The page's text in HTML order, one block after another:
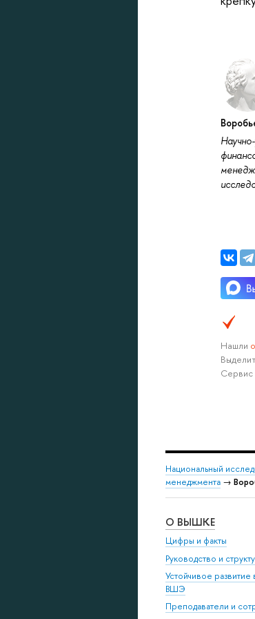
Нашли
Сервис
Национальный
менеджмента →
О ВЫШКЕ
Цифры и факты
Руководство и
Устойчивое
ВШЭ
Преподаватели и